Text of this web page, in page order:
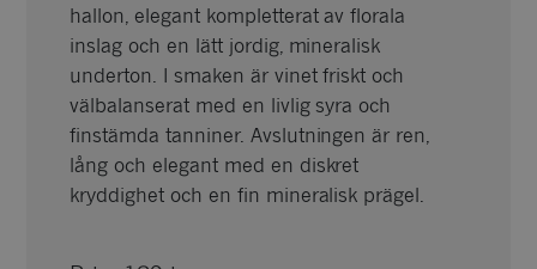
hallon, elegant kompletterat av florala
inslag och en lätt jordig, mineralisk
underton. I smaken är vinet friskt och
välbalanserat med en livlig syra och
finstämda tanniner. Avslutningen är ren,
lång och elegant med en diskret
kryddighet och en fin mineralisk prägel.